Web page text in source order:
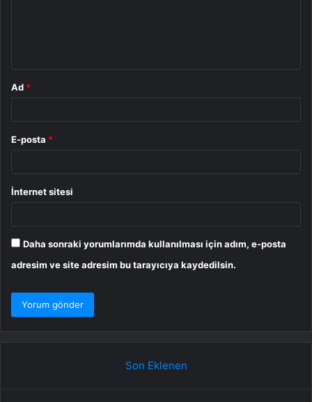
Ad *
E-posta *
İnternet sitesi
Daha sonraki yorumlarımda kullanılması için adım, e-posta
adresim ve site adresim bu tarayıcıya kaydedilsin.
Son Eklenen